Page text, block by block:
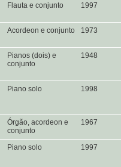
Flauta e conjunto 1997
Acordeon e conjunto 1973
Pianos (dois) e
conjunto
1948
Piano solo 1998
Órgão, acordeon e
conjunto
1967
Piano solo 1997